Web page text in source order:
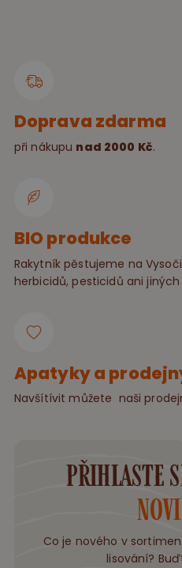
Doprava zdarma
při nákupu nad 2000 Kč.
BIO produkce
Rakytník pěstujeme na
herbicidů, pesticidů ani
Apatyky a
Navšítívit můžete naši
přihlaste
Co je nového v
lisování?